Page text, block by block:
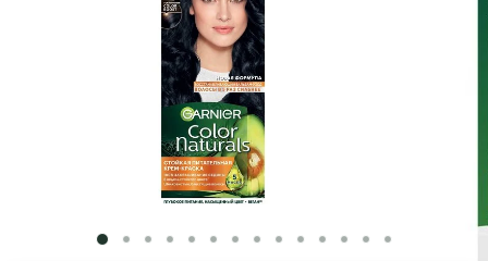
SLIDE 1
SLIDE 2
SLIDE 3
SLIDE 4
SLIDE 5
SLIDE 6
SLIDE 7
SLIDE 8
SLIDE 9
SLIDE 10
SLIDE 11
SLIDE 12
SLIDE 13
SLIDE 14